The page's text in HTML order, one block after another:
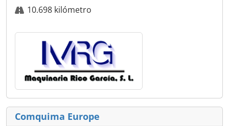
10.698 kilómetro
Comquima Europe